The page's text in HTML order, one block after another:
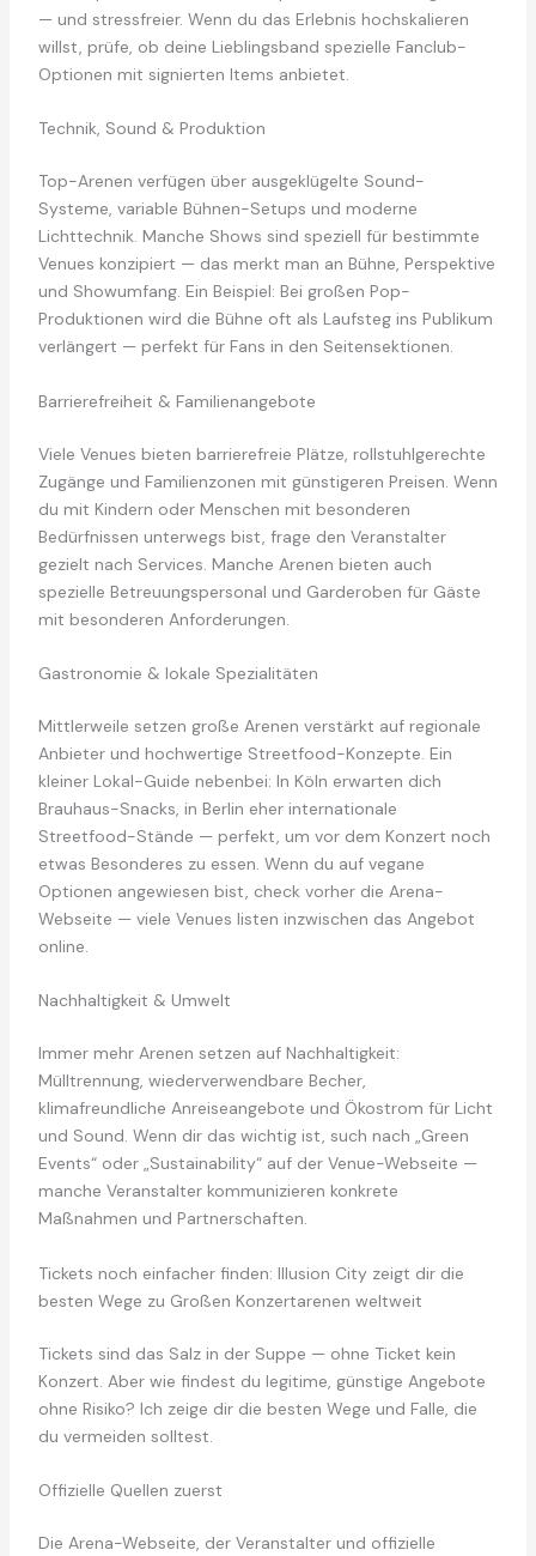
— und stressfreier. Wenn du das Erlebnis hochskalieren
willst, prüfe, ob deine Lieblingsband spezielle Fanclub-
Optionen mit signierten Items anbietet.
Technik, Sound & Produktion
Top-Arenen verfügen über ausgeklügelte Sound-
Systeme, variable Bühnen-Setups und moderne
Lichttechnik. Manche Shows sind speziell für bestimmte
Venues konzipiert — das merkt man an Bühne, Perspektive
und Showumfang. Ein Beispiel: Bei großen Pop-
Produktionen wird die Bühne oft als Laufsteg ins Publikum
verlängert — perfekt für Fans in den Seitensektionen.
Barrierefreiheit & Familienangebote
Viele Venues bieten barrierefreie Plätze, rollstuhlgerechte
Zugänge und Familienzonen mit günstigeren Preisen. Wenn
du mit Kindern oder Menschen mit besonderen
Bedürfnissen unterwegs bist, frage den Veranstalter
gezielt nach Services. Manche Arenen bieten auch
spezielle Betreuungspersonal und Garderoben für Gäste
mit besonderen Anforderungen.
Gastronomie & lokale Spezialitäten
Mittlerweile setzen große Arenen verstärkt auf regionale
Anbieter und hochwertige Streetfood-Konzepte. Ein
kleiner Lokal-Guide nebenbei: In Köln erwarten dich
Brauhaus-Snacks, in Berlin eher internationale
Streetfood-Stände — perfekt, um vor dem Konzert noch
etwas Besonderes zu essen. Wenn du auf vegane
Optionen angewiesen bist, check vorher die Arena-
Webseite — viele Venues listen inzwischen das Angebot
online.
Nachhaltigkeit & Umwelt
Immer mehr Arenen setzen auf Nachhaltigkeit:
Mülltrennung, wiederverwendbare Becher,
klimafreundliche Anreiseangebote und Ökostrom für Licht
und Sound. Wenn dir das wichtig ist, such nach „Green
Events“ oder „Sustainability“ auf der Venue-Webseite —
manche Veranstalter kommunizieren konkrete
Maßnahmen und Partnerschaften.
Tickets noch einfacher finden: Illusion City zeigt dir die
besten Wege zu Großen Konzertarenen weltweit
Tickets sind das Salz in der Suppe — ohne Ticket kein
Konzert. Aber wie findest du legitime, günstige Angebote
ohne Risiko? Ich zeige dir die besten Wege und Falle, die
du vermeiden solltest.
Offizielle Quellen zuerst
Die Arena-Webseite, der Veranstalter und offizielle